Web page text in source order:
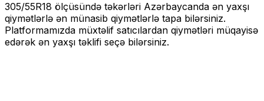
305/55R18 ölçüsündə təkərləri Azərbaycanda ən yaxşı
qiymətlərlə ən münasib qiymətlərlə tapa bilərsiniz.
Platformamızda müxtəlif satıcılardan qiymətləri müqayisə
edərək ən yaxşı təklifi seçə bilərsiniz.